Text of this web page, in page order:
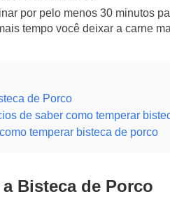
por pelo menos 30 minutos
tempo você deixar a carne
de Porco
de saber como temperar
temperar bisteca de porco
Bisteca de Porco